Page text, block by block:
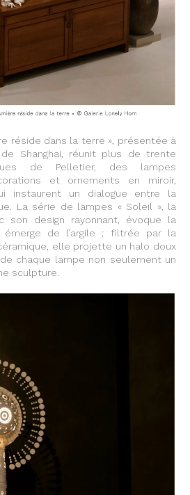
réside dans la terre », présentée à
Shanghai, réunit plus de trente
de Pelletier, des lampes
et ornements en miroir,
instaurent un dialogue entre la
La série de lampes « Soleil », la
son design rayonnant, évoque la
de l’argile ; filtrée par la
elle projette un halo doux
chaque lampe non seulement un
sculpture.